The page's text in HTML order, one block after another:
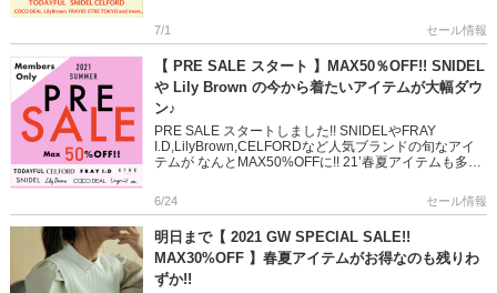
7/1 セール情報
【 PRE SALE スタート 】MAX50％OFF!! SNIDEL
や Lily Brown の今から着たいアイテムが大幅ダウ
ン♪
PRE SALE スタートしました!! SNIDELやFRAY
I.D,LilyBrown,CELFORDなど人気ブランドの旬なアイ
テムが なんとMAX50%OFFに!! 21’春夏アイテムも多数
6/24 セール情報
明日まで【 2021 GW SPECIAL SALE!!
MAX30%OFF 】春夏アイテムがお得なのも残りわ
ずか!!